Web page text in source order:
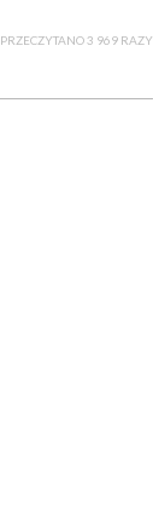
PRZECZYTANO 3 969 RAZY